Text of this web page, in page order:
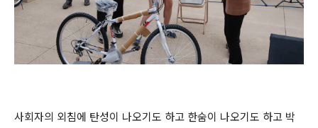
사회자의 외침에 탄성이 나오기도 하고 한숨이 나오기도 하고 박